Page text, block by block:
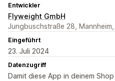
Entwickler
Flyweight GmbH
Jungbuschstraße 28,
Eingeführt
23. Juli 2024
Datenzugriff
Damit diese App in deinem